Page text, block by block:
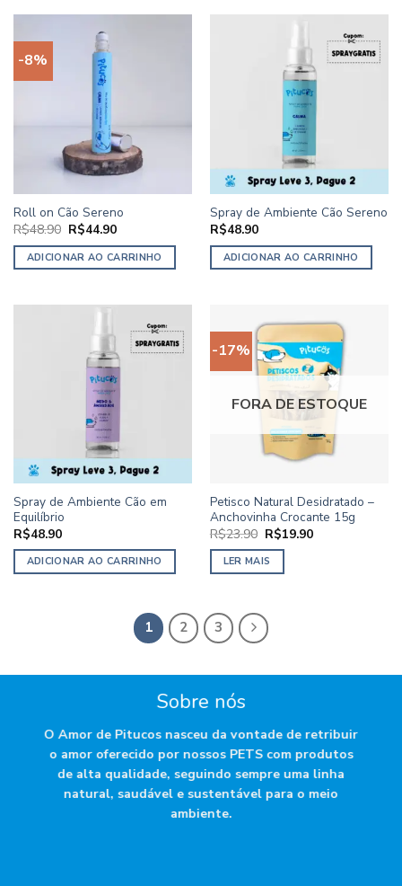
-8%
Roll on Cão Sereno
R$48.90 O
preço
original
era:
R$48.90.
R$44.90O
atual
é:
R$44.90.
ADICIONAR AO CARRINHO
Spray de Ambiente Cão Sereno
R$48.90
ADICIONAR AO CARRINHO
Spray de Ambiente Cão em
Equilíbrio
R$48.90
ADICIONAR AO CARRINHO
-17%
FORA DE ESTOQUE
Petisco Natural Desidratado –
Anchovinha Crocante 15g
R$23.90 O
preço
original
era:
R$23.90.
R$19.90O
LER MAIS
1 2 3
Sobre nós
O Amor de Pitucos nasceu da vontade de retribuir
o amor oferecido por nossos PETS com produtos
de alta qualidade, seguindo sempre uma linha
natural, saudável e sustentável para o meio
ambiente.